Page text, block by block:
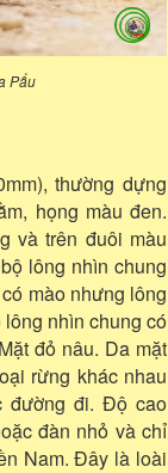
Pẩu
thường dựng
họng màu đen.
và trên đuôi màu
lông nhìn chung
mào nhưng lông
nhìn chung có
đỏ nâu. Da mặt
rừng khác nhau
đường đi. Độ cao
đàn nhỏ và chỉ
Nam. Đây là loài